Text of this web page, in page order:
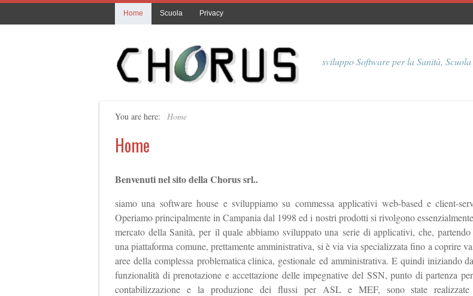
Home Scuola Privacy
sviluppo Software per la Sanità,
You are here: Home
Home
Benvenuti nel sito della Chorus srl..
siamo una software house e sviluppiamo su commessa applicativi web-based e client-
Operiamo principalmente in Campania dal 1998 ed i nostri prodotti si rivolgono
mercato della Sanità, per il quale abbiamo sviluppato una serie di applicativi, che, partendo
una piattaforma comune, prettamente amministrativa, si è via via specializzata fino a coprire
aree della complessa problematica clinica, gestionale ed amministrativa. E quindi iniziando
funzionalità di prenotazione e accettazione delle impegnative del SSN, punto di partenza
contabilizzazione e la produzione dei flussi per ASL e MEF, sono state